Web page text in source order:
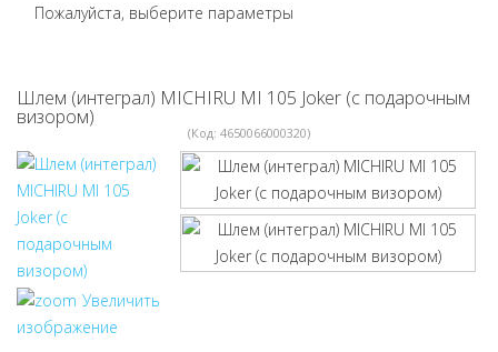
Пожалуйста, выберите параметры
Шлем (интеграл) MICHIRU MI 105 Joker (с подарочным
визором)
(Код: 4650066000320)
Увеличить
изображение